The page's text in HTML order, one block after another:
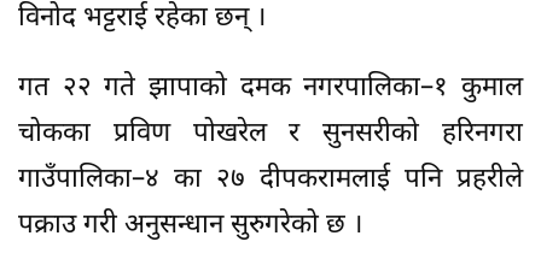
विनोद भट्टराई रहेका छन् ।
गत २२ गते झापाको दमक नगरपालिका–१ कुमाल
चोकका प्रविण पोखरेल र सुनसरीको हरिनगरा
गाउँपालिका–४ का २७ दीपकरामलाई पनि प्रहरीले
पक्राउ गरी अनुसन्धान सुरुगरेको छ ।